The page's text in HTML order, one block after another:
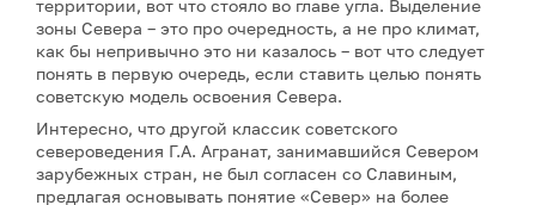
территории, вот что стояло во главе угла. Выделение
зоны Севера – это про очередность, а не про климат,
как бы непривычно это ни казалось – вот что следует
понять в первую очередь, если ставить целью понять
советскую модель освоения Севера.
Интересно, что другой классик советского
североведения Г.А. Агранат, занимавшийся Севером
зарубежных стран, не был согласен со Славиным,
предлагая основывать понятие «Север» на более